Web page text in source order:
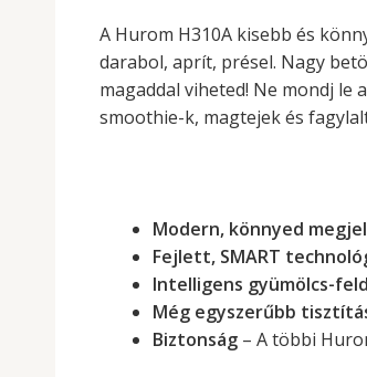
A Hurom H310A kisebb és
darabol, aprít, présel. Nagy
magaddal viheted! Ne mondj le
smoothie-k, magtejek és
Modern, könnyed
Fejlett, SMART
Intelligens gyümölcs-
Még egyszerűbb
Biztonság – A többi